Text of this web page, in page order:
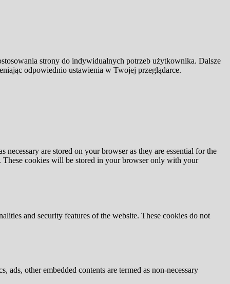
strony do indywidualnych potrzeb użytkownika. Dalsze
odpowiednio ustawienia w Twojej przeglądarce.
are stored on your browser as they are essential for the
These cookies will be stored in your browser only with your
and security features of the website. These cookies do not
other embedded contents are termed as non-necessary